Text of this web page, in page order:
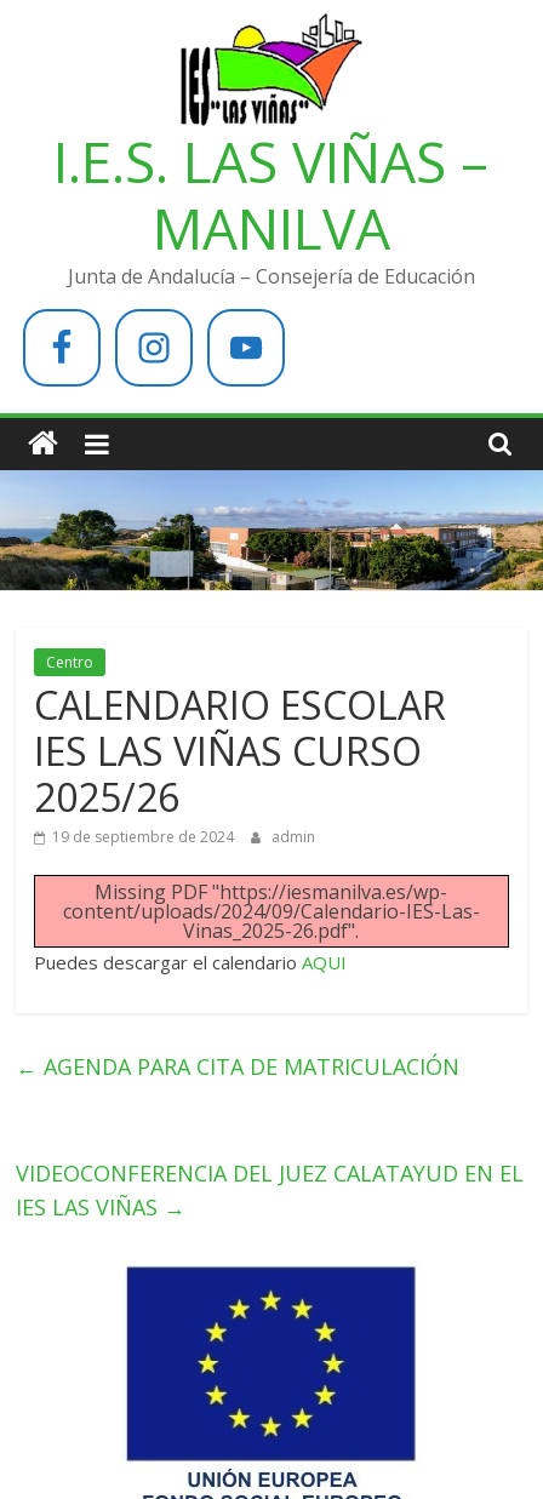
I.E.S. LAS VIÑAS –
MANILVA
Junta de Andalucía – Consejería de Educación
Centro
CALENDARIO ESCOLAR
IES LAS VIÑAS CURSO
2025/26
19 de septiembre de 2024 admin
Missing PDF "https://iesmanilva.es/wp-
content/uploads/2024/09/Calendario-IES-Las-
Vinas_2025-26.pdf".
Puedes descargar el calendarioAQUI
← AGENDA PARA CITA DE MATRICULACIÓN
VIDEOCONFERENCIA DEL JUEZ CALATAYUD EN EL
IES LAS VIÑAS →